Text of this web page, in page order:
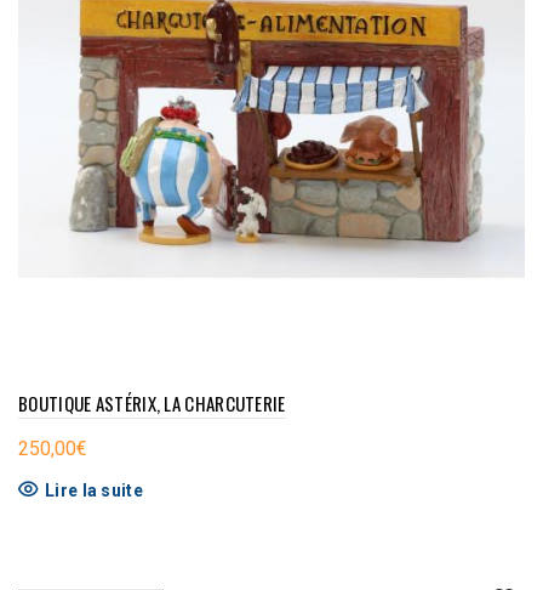
BOUTIQUE ASTÉRIX, LA CHARCUTERIE
250,00€
Lire la suite